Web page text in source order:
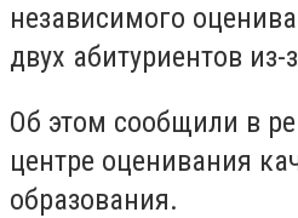
независимого
двух абитуриентов
Об этом сообщили в
центре оценивания
образования.